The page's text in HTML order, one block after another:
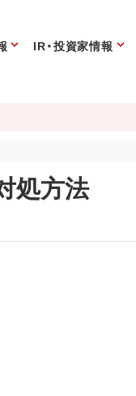
IR・投資家情報
処方法